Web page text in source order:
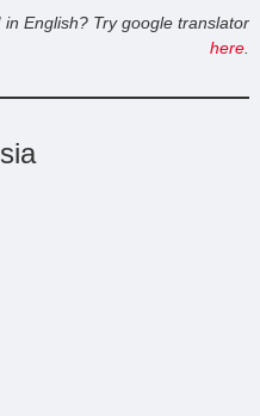
English? Try google translator
here